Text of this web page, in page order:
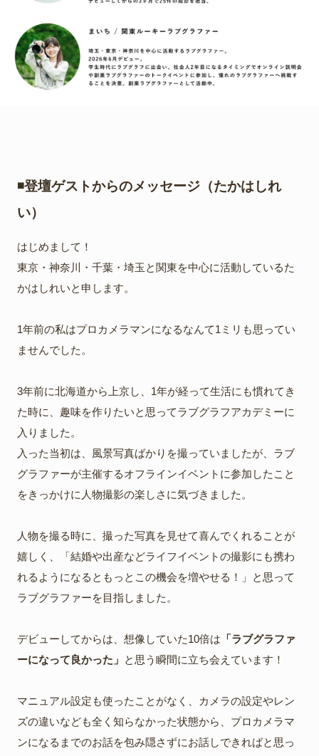
◾️登壇ゲストからのメッセージ（たかはしれ
い）
はじめまして！
東京・神奈川・千葉・埼玉と関東を中心に活動しているた
かはしれいと申します。
1年前の私はプロカメラマンになるなんて1ミリも思ってい
ませんでした。
3年前に北海道から上京し、1年が経って生活にも慣れてき
た時に、趣味を作りたいと思ってラブグラフアカデミーに
入りました。
入った当初は、風景写真ばかりを撮っていましたが、ラブ
グラファーが主催するオフラインイベントに参加したこと
をきっかけに人物撮影の楽しさに気づきました。
人物を撮る時に、撮った写真を見せて喜んでくれることが
嬉しく、「結婚や出産などライフイベントの撮影にも携わ
れるようになるともっとこの機会を増やせる！」と思って
ラブグラファーを目指しました。
デビューしてからは、想像していた10倍は 「ラブグラファ
ーになって良かった」
と思う瞬間に立ち会えています！
マニュアル設定も使ったことがなく、カメラの設定やレン
ズの違いなども全く知らなかった状態から、プロカメラマ
ンになるまでのお話を包み隠さずにお話しできればと思っ